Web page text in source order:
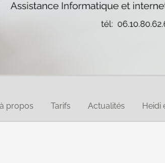
à propos Tarifs Actualités Heidi